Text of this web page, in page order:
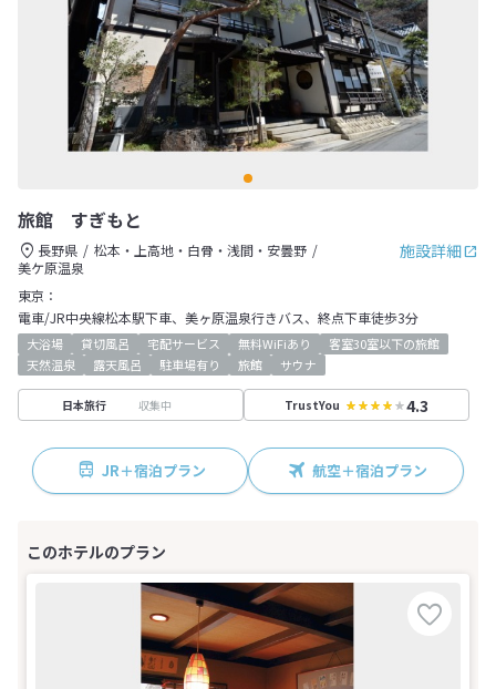
旅館 すぎもと
施設詳細
長野県
松本・上高地・白骨・浅間・安曇野
美ケ原温泉
東京：
電車/JR中央線松本駅下車、美ヶ原温泉行きバス、終点下車徒歩3分
大浴場 貸切風呂 宅配サービス 無料WiFiあり
客室30室以下の旅館
天然温泉
露天風呂 駐車場有り 旅館 サウナ
日本旅行 収集中 TrustYou 4.3
JR＋宿泊プラン 航空＋宿泊プラン